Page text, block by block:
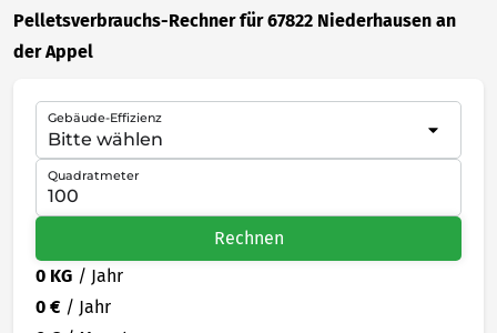
Pelletsverbrauchs-Rechner für 67822 Niederhausen an
der Appel
Gebäude-Effizienz
Quadratmeter
Rechnen
0 KG / Jahr
0 € / Jahr